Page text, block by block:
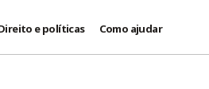
e políticas Como ajudar